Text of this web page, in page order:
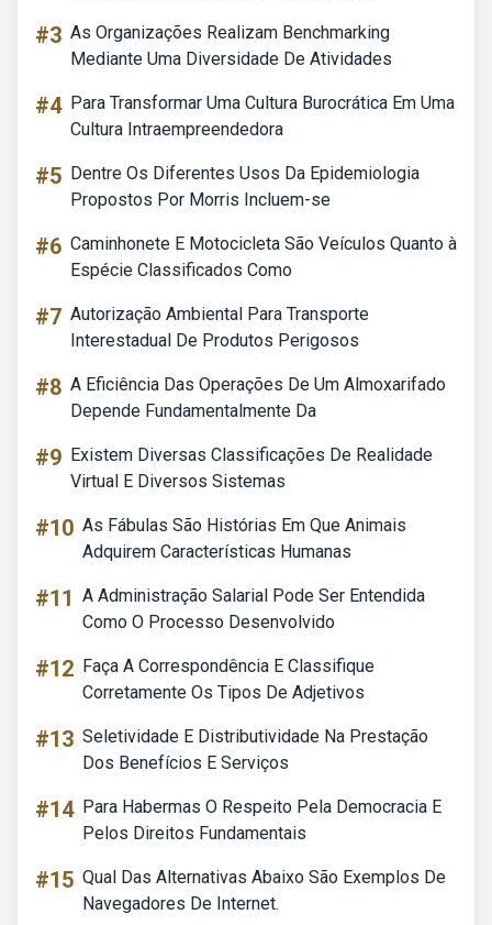
#3 As Organizações Realizam Benchmarking
Mediante Uma Diversidade De Atividades
#4 Para Transformar Uma Cultura Burocrática Em Uma
Cultura Intraempreendedora
#5 Dentre Os Diferentes Usos Da Epidemiologia
Propostos Por Morris Incluem-se
#6 Caminhonete E Motocicleta São Veículos Quanto à
Espécie Classificados Como
#7 Autorização Ambiental Para Transporte
Interestadual De Produtos Perigosos
#8 A Eficiência Das Operações De Um Almoxarifado
Depende Fundamentalmente Da
#9 Existem Diversas Classificações De Realidade
Virtual E Diversos Sistemas
#10 As Fábulas São Histórias Em Que Animais
Adquirem Características Humanas
#11 A Administração Salarial Pode Ser Entendida
Como O Processo Desenvolvido
#12 Faça A Correspondência E Classifique
Corretamente Os Tipos De Adjetivos
#13 Seletividade E Distributividade Na Prestação
Dos Benefícios E Serviços
#14 Para Habermas O Respeito Pela Democracia E
Pelos Direitos Fundamentais
#15 Qual Das Alternativas Abaixo São Exemplos De
Navegadores De Internet.